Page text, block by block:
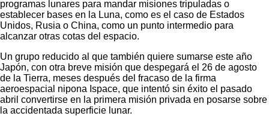
programas lunares para mandar misiones tripuladas o
establecer bases en la Luna, como es el caso de Estados
Unidos, Rusia o China, como un punto intermedio para
alcanzar otras cotas del espacio.
Un grupo reducido al que también quiere sumarse este año
Japón, con otra breve misión que despegará el 26 de agosto
de la Tierra, meses después del fracaso de la firma
aeroespacial nipona Ispace, que intentó sin éxito el pasado
abril convertirse en la primera misión privada en posarse sobre
la accidentada superficie lunar.